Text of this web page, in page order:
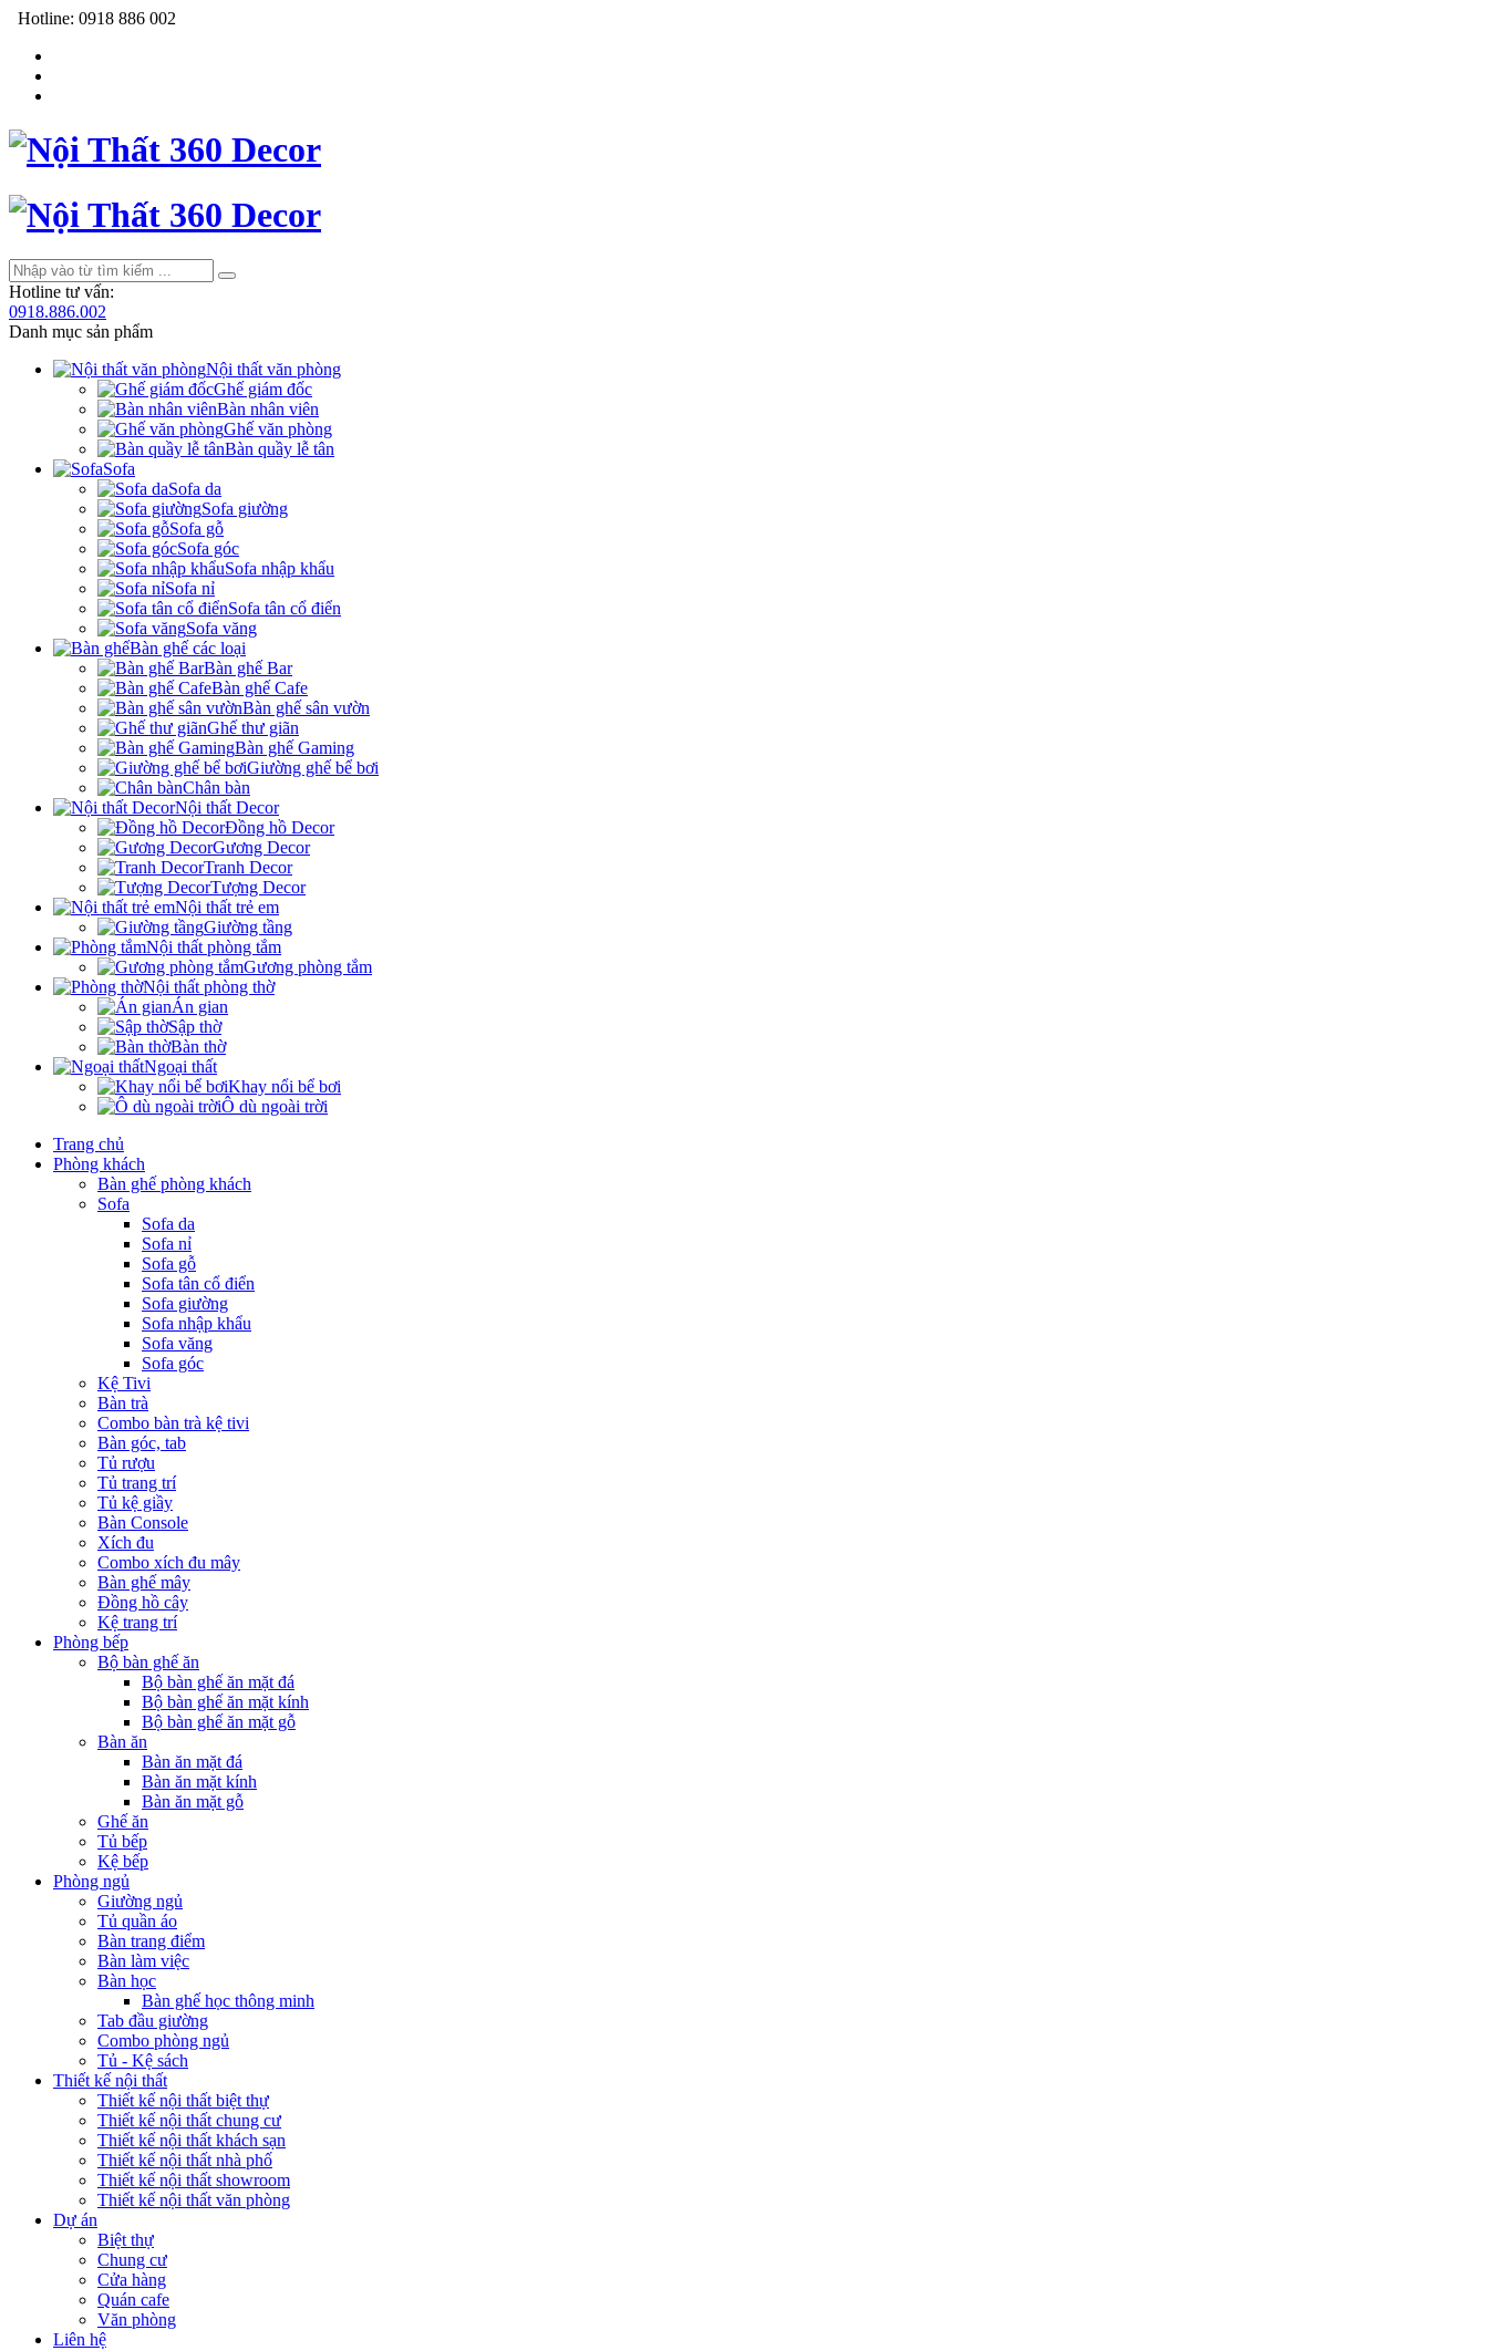
Hotline: 0918 886 002
Hotline tư vấn:
0918.886.002
Danh mục sản phẩm
Nội thất văn phòng
Ghế giám đốc
Bàn nhân viên
Ghế văn phòng
Bàn quầy lễ tân
Sofa
Sofa da
Sofa giường
Sofa gỗ
Sofa góc
Sofa nhập khẩu
Sofa nỉ
Sofa tân cổ điển
Sofa văng
Bàn ghế các loại
Bàn ghế Bar
Bàn ghế Cafe
Bàn ghế sân vườn
Ghế thư giãn
Bàn ghế Gaming
Giường ghế bể bơi
Chân bàn
Nội thất Decor
Đồng hồ Decor
Gương Decor
Tranh Decor
Tượng Decor
Nội thất trẻ em
Giường tầng
Nội thất phòng tắm
Gương phòng tắm
Nội thất phòng thờ
Án gian
Sập thờ
Bàn thờ
Ngoại thất
Khay nổi bể bơi
Ô dù ngoài trời
Trang chủ
Phòng khách
Bàn ghế phòng khách
Sofa
Sofa da
Sofa nỉ
Sofa gỗ
Sofa tân cổ điển
Sofa giường
Sofa nhập khẩu
Sofa văng
Sofa góc
Kệ Tivi
Bàn trà
Combo bàn trà kệ tivi
Bàn góc, tab
Tủ rượu
Tủ trang trí
Tủ kệ giầy
Bàn Console
Xích đu
Combo xích đu mây
Bàn ghế mây
Đồng hồ cây
Kệ trang trí
Phòng bếp
Bộ bàn ghế ăn
Bộ bàn ghế ăn mặt đá
Bộ bàn ghế ăn mặt kính
Bộ bàn ghế ăn mặt gỗ
Bàn ăn
Bàn ăn mặt đá
Bàn ăn mặt kính
Bàn ăn mặt gỗ
Ghế ăn
Tủ bếp
Kệ bếp
Phòng ngủ
Giường ngủ
Tủ quần áo
Bàn trang điểm
Bàn làm việc
Bàn học
Bàn ghế học thông minh
Tab đầu giường
Combo phòng ngủ
Tủ - Kệ sách
Thiết kế nội thất
Thiết kế nội thất biệt thự
Thiết kế nội thất chung cư
Thiết kế nội thất khách sạn
Thiết kế nội thất nhà phố
Thiết kế nội thất showroom
Thiết kế nội thất văn phòng
Dự án
Biệt thự
Chung cư
Cửa hàng
Quán cafe
Văn phòng
Liên hệ